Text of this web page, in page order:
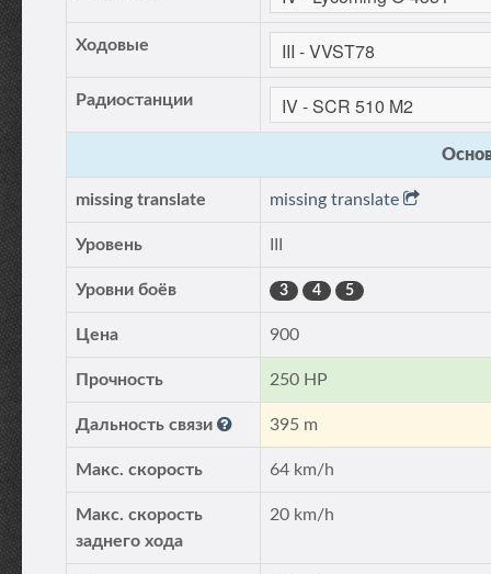
Ходовые
Радиостанции
missing translate missing translate
Уровень
Уровни боёв 3 4 5
Цена 900
Прочность 250 HP
Дальность связи 395 m
Макс. скорость 64 km/h
Макс. скорость
заднего хода
20 km/h